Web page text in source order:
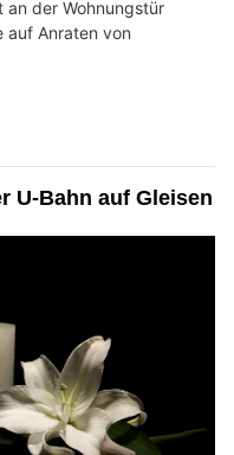
an der Wohnungstür
Anraten von
U-Bahn auf Gleisen